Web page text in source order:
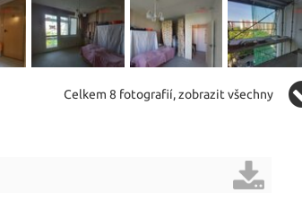
Celkem 8 fotografií, zobrazit všechny